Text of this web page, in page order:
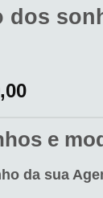
dos
e
da sua